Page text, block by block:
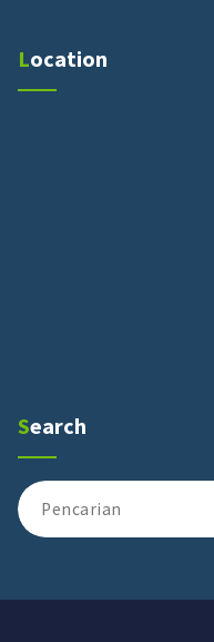
Location
Search
Pencarian
untuk: